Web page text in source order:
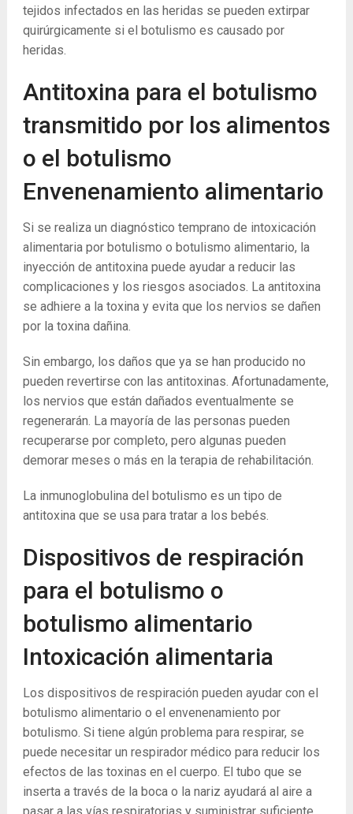
tejidos infectados en las heridas se pueden extirpar
quirúrgicamente si el botulismo es causado por
heridas.
Antitoxina para el botulismo
transmitido por los alimentos
o el botulismo
Envenenamiento alimentario
Si se realiza un diagnóstico temprano de intoxicación
alimentaria por botulismo o botulismo alimentario, la
inyección de antitoxina puede ayudar a reducir las
complicaciones y los riesgos asociados. La antitoxina
se adhiere a la toxina y evita que los nervios se dañen
por la toxina dañina.
Sin embargo, los daños que ya se han producido no
pueden revertirse con las antitoxinas. Afortunadamente,
los nervios que están dañados eventualmente se
regenerarán. La mayoría de las personas pueden
recuperarse por completo, pero algunas pueden
demorar meses o más en la terapia de rehabilitación.
La ​​inmunoglobulina del botulismo es un tipo de
antitoxina que se usa para tratar a los bebés.
Dispositivos de respiración
para el botulismo o
botulismo alimentario
Intoxicación alimentaria
Los dispositivos de respiración pueden ayudar con el
botulismo alimentario o el envenenamiento por
botulismo. Si tiene algún problema para respirar, se
puede necesitar un respirador médico para reducir los
efectos de las toxinas en el cuerpo. El tubo que se
inserta a través de la boca o la nariz ayudará al aire a